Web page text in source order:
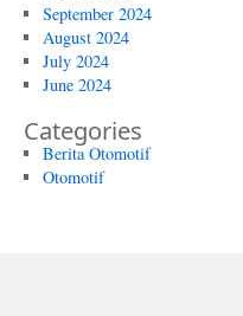
September 2024
August 2024
July 2024
June 2024
Categories
Berita Otomotif
Otomotif